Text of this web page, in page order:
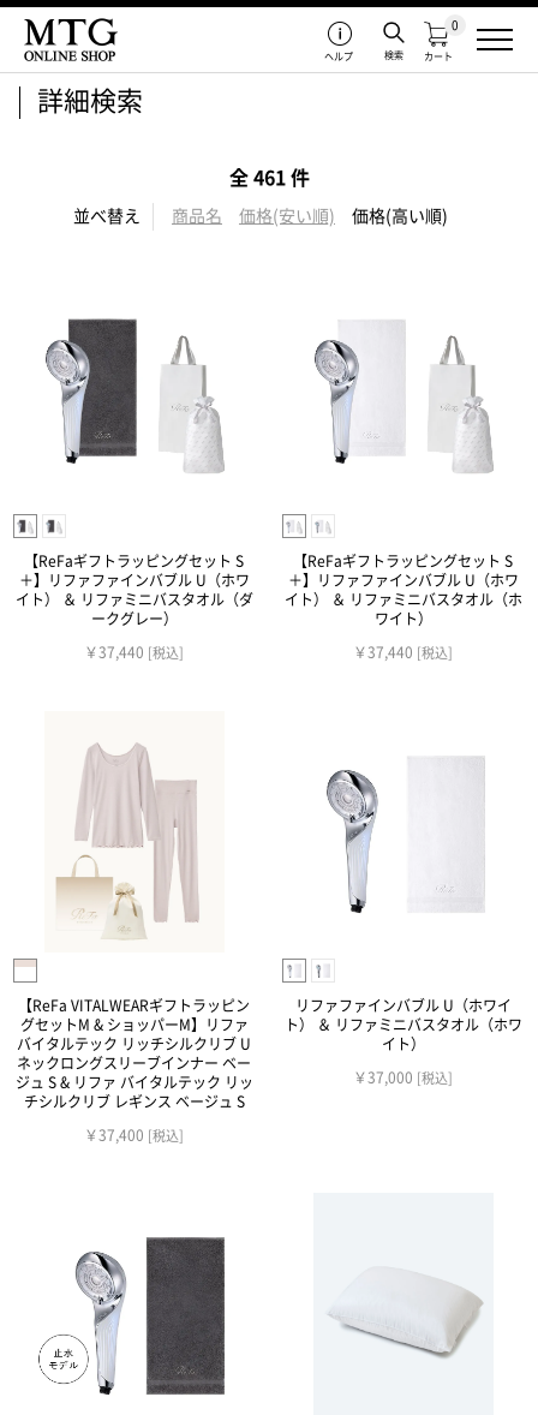
カート
0
検索
ヘルプ
詳細検索
全 461 件
並べ替え 商品名 価格(安い順) 価格(高い順)
【ReFaギフトラッピングセット S
＋】リファファインバブル U（ホワ
イト） ＆ リファミニバスタオル（ダ
ークグレー）
￥37,440 [税込]
【ReFaギフトラッピングセット S
＋】リファファインバブル U（ホワ
イト） ＆ リファミニバスタオル（ホ
ワイト）
￥37,440 [税込]
【ReFa VITALWEARギフトラッピン
グセットM & ショッパーM】リファ
バイタルテック リッチシルクリブ U
ネックロングスリーブインナー ベー
ジュ S & リファ バイタルテック リッ
チシルクリブ レギンス ベージュ S
￥37,400 [税込]
リファファインバブル U（ホワイ
ト） ＆ リファミニバスタオル（ホワ
イト）
￥37,000 [税込]